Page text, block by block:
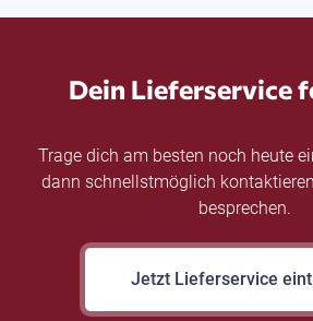
Dein Lieferservice
Trage dich am besten noch heute
dann schnellstmöglich
besprechen.
Jetzt Lieferservice